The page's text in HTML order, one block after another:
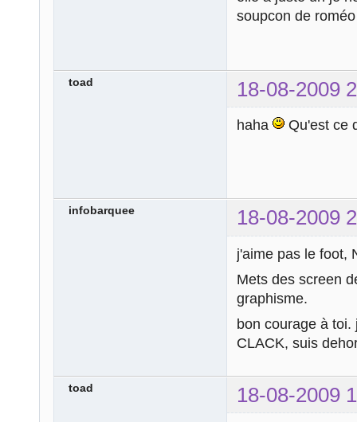
soupcon de
toad 18-08-2009
haha Qu'est ce
infobarquee 18-08-2009
j'aime pas le foot,
Mets des screen
graphisme.
bon courage à
CLACK, suis
toad 18-08-2009